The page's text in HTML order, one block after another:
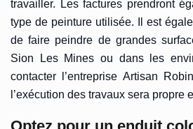
travailler. Les factures prendront
type de peinture utilisée. Il est
de faire peindre de grandes
Sion Les Mines ou dans les
contacter l’entreprise Artisan
l’exécution des travaux sera propre